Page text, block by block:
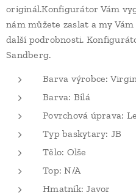
originál.Konfigurátor Vám
nám můžete zaslat a my
další podrobnosti.
Sandberg.
Barva výrobce:
Barva: Bílá
Povrchová úprava:
Typ baskytary: JB
Tělo: Olše
Top: N/A
Hmatník: Javor